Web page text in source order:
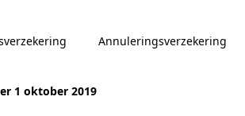
Annuleringsverzekering
1 oktober 2019